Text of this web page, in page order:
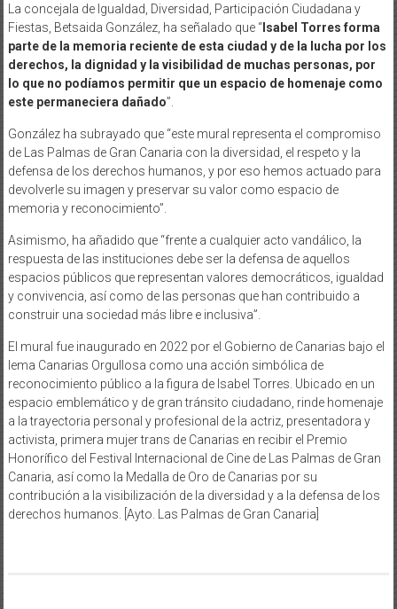
La concejala de Igualdad, Diversidad, Participación Ciudadana y
Fiestas, Betsaida González, ha señalado que “Isabel Torres forma
parte de la memoria reciente de esta ciudad y de la lucha por los
derechos, la dignidad y la visibilidad de muchas personas, por
lo que no podíamos permitir que un espacio de homenaje como
este permaneciera dañado”.
González ha subrayado que “este mural representa el compromiso
de Las Palmas de Gran Canaria con la diversidad, el respeto y la
defensa de los derechos humanos, y por eso hemos actuado para
devolverle su imagen y preservar su valor como espacio de
memoria y reconocimiento”.
Asimismo, ha añadido que “frente a cualquier acto vandálico, la
respuesta de las instituciones debe ser la defensa de aquellos
espacios públicos que representan valores democráticos, igualdad
y convivencia, así como de las personas que han contribuido a
construir una sociedad más libre e inclusiva”.
El mural fue inaugurado en 2022 por el Gobierno de Canarias bajo el
lema Canarias Orgullosa como una acción simbólica de
reconocimiento público a la figura de Isabel Torres. Ubicado en un
espacio emblemático y de gran tránsito ciudadano, rinde homenaje
a la trayectoria personal y profesional de la actriz, presentadora y
activista, primera mujer trans de Canarias en recibir el Premio
Honorífico del Festival Internacional de Cine de Las Palmas de Gran
Canaria, así como la Medalla de Oro de Canarias por su
contribución a la visibilización de la diversidad y a la defensa de los
derechos humanos. [Ayto. Las Palmas de Gran Canaria]